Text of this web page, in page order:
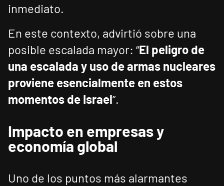
inmediato.
En este contexto, advirtió sobre una
posible escalada mayor: “El peligro de
una escalada y uso de armas nucleares
proviene esencialmente en estos
momentos de Israel”.
Impacto en empresas y
economía global
Uno de los puntos más alarmantes